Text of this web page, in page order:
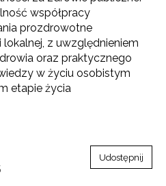
współpracy
prozdrowotne
z uwzględnieniem
oraz praktycznego
w życiu osobistym
etapie życia
Udostępnij
moich danych
marketingowych.